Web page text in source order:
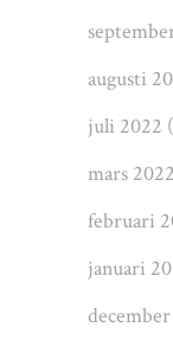
augusti
juli 2022
mars 2022
februari
januari